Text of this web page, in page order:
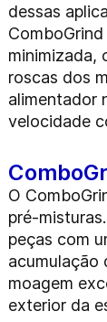
dessas
minimizada,
roscas dos
alimentador
velocidade
O
pré-
peças com
acumulação
moagem
exterior da